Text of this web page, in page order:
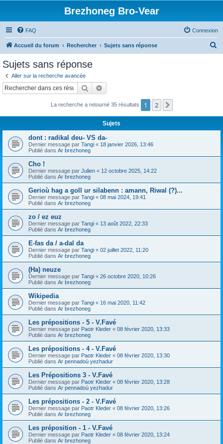
Brezhoneg Bro-Vear
FAQ Connexion
Accueil du forum Rechercher Sujets sans réponse
c
Sujets sans réponse
Aller sur la recherche avancée
Rechercher
La recherche a retourné 35 résultats 1 2
Sujets
dont : radikal deu- VS da-
Dernier message par Tangi « 18 janvier 2026, 13:46
Publié dans Ar brezhoneg
Cho !
Dernier message par Julien « 12 octobre 2025, 14:22
Publié dans Ar brezhoneg
Gerioù hag a goll ur silabenn : amann, Riwal (?)...
Dernier message par Tangi « 08 mai 2024, 19:41
Publié dans Ar brezhoneg
zo / ez euz
Dernier message par Tangi « 13 août 2022, 22:33
Publié dans Ar brezhoneg
E-fas da / a-dal da
Dernier message par Tangi « 02 juillet 2022, 11:20
Publié dans Ar brezhoneg
(Ha) neuze
Dernier message par Tangi « 26 octobre 2020, 10:26
Publié dans Ar brezhoneg
Wikipedia
Dernier message par Tangi « 16 mai 2020, 11:42
Publié dans Ar brezhoneg
Les prépositions - 5 - V.Favé
Dernier message par Paotr Kleder « 08 février 2020, 13:33
Publié dans Ar brezhoneg
Les prépositions - 4 - V.Favé
Dernier message par Paotr Kleder « 08 février 2020, 13:30
Publié dans Ar pennadoù yezhadur
Les Prépositions 3 - V.Favé
Dernier message par Paotr Kleder « 08 février 2020, 13:28
Publié dans Ar pennadoù yezhadur
Les prépositions - 2 - V.Favé
Dernier message par Paotr Kleder « 08 février 2020, 13:26
Publié dans Ar brezhoneg
Les préposition - 1 - V.Favé
Dernier message par Paotr Kleder « 08 février 2020, 13:24
Publié dans Ar brezhoneg